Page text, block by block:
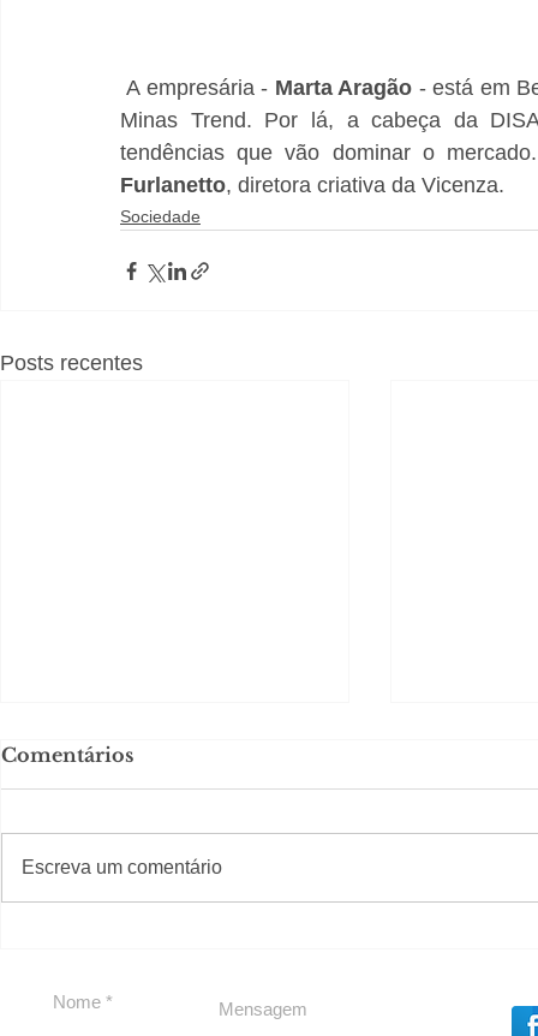
A empresária - Marta Aragão - está em
Minas Trend. Por lá, a cabeça da
tendências que vão dominar o
Furlanetto, diretora criativa da Vicenza.
Sociedade
Posts recentes
Comentários
Escreva um comentário
#Sugestões